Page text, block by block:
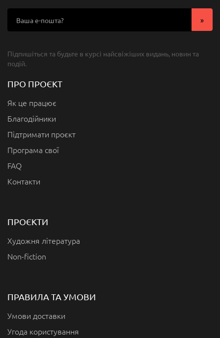
Підпишіться та будьте в курсі найсвіжіших видань, новин та
подій.
ПРО ПРОЄКТ
Як це працює
Благодійники
Підтримати проєкт
Програма свої
FAQ
Контакти
ПРОЄКТИ
Художня література
Non-fiction
ПРАВИЛА ТА УМОВИ
Умови доставки
Угода користування